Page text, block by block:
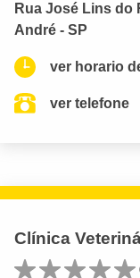
Rua José Lins do
André - SP
ver horario
ver telefone
Clínica